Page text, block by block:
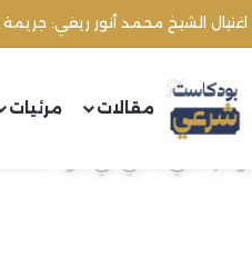
اغتيال الشيخ محمد أنور ريغي:
مقالات مرئيات